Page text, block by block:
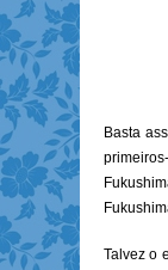
Basta
Talvez o